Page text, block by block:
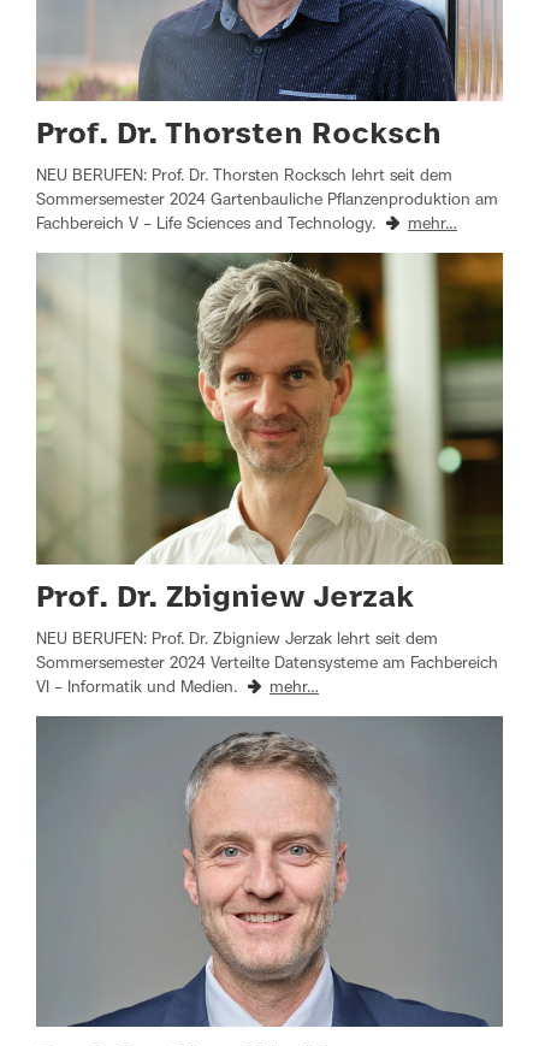
Prof. Dr. Thorsten Rocksch
NEU BERUFEN: Prof. Dr. Thorsten Rocksch lehrt seit dem
Sommersemester 2024 Gartenbauliche Pflanzenproduktion am
Fachbereich V – Life Sciences and Technology.
mehr…
Prof. Dr. Zbigniew Jerzak
NEU BERUFEN: Prof. Dr. Zbigniew Jerzak lehrt seit dem
Sommersemester 2024 Verteilte Datensysteme am Fachbereich
VI – Informatik und Medien.
mehr…